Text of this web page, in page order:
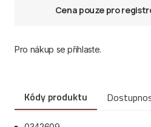
Cena pouze pro
Pro nákup se přihlaste.
Kódy produktu